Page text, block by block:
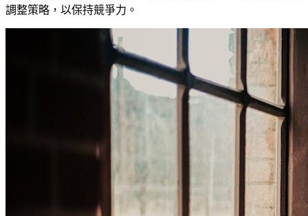
調整策略，以保持競爭力。